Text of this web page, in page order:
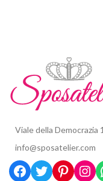
Viale della Democrazia
info@sposatelier.com